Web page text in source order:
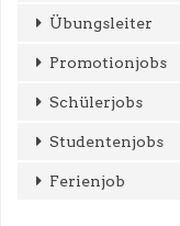
Übungsleiter
Promotionjobs
Schülerjobs
Studentenjobs
Ferienjob